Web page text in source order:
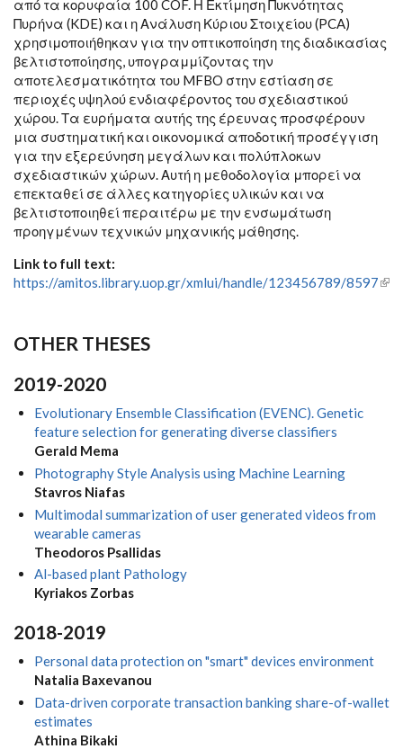
από τα κορυφαία 100 COF. Η Εκτίμηση Πυκνότητας
Πυρήνα (KDE) και η Ανάλυση Κύριου Στοιχείου (PCA)
χρησιμοποιήθηκαν για την οπτικοποίηση της διαδικασίας
βελτιστοποίησης, υπογραμμίζοντας την
αποτελεσματικότητα του MFBO στην εστίαση σε
περιοχές υψηλού ενδιαφέροντος του σχεδιαστικού
χώρου. Τα ευρήματα αυτής της έρευνας προσφέρουν
μια συστηματική και οικονομικά αποδοτική προσέγγιση
για την εξερεύνηση μεγάλων και πολύπλοκων
σχεδιαστικών χώρων. Αυτή η μεθοδολογία μπορεί να
επεκταθεί σε άλλες κατηγορίες υλικών και να
βελτιστοποιηθεί περαιτέρω με την ενσωμάτωση
προηγμένων τεχνικών μηχανικής μάθησης.
Link to full text:
https://amitos.library.uop.gr/xmlui/handle/123456789/8597
OTHER THESES
2019-2020
Evolutionary Ensemble Classification (EVENC). Genetic
feature selection for generating diverse classifiers
Gerald Mema
Photography Style Analysis using Machine Learning
Stavros Niafas
Multimodal summarization of user generated videos from
wearable cameras
Theodoros Psallidas
Al-based plant Pathology
Kyriakos Zorbas
2018-2019
Personal data protection on "smart" devices environment
Natalia Baxevanou
Data-driven corporate transaction banking share-of-wallet
estimates
Athina Bikaki